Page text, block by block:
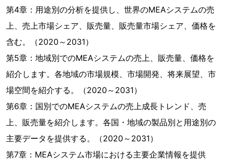
第4章：用途別の分析を提供し、世界のMEAシステムの売
上、売上市場シェア、販売量、販売量市場シェア、価格を
含む。（2020～2031）
第5章：地域別でのMEAシステムの売上、販売量、価格を
紹介します。各地域の市場規模、市場開発、将来展望、市
場空間を紹介する。（2020～2031）
第6章：国別でのMEAシステムの売上成長トレンド、売
上、販売量を紹介します。各国・地域の製品別と用途別の
主要データを提供する。（2020～2031）
第7章：MEAシステム市場における主要企業情報を提供